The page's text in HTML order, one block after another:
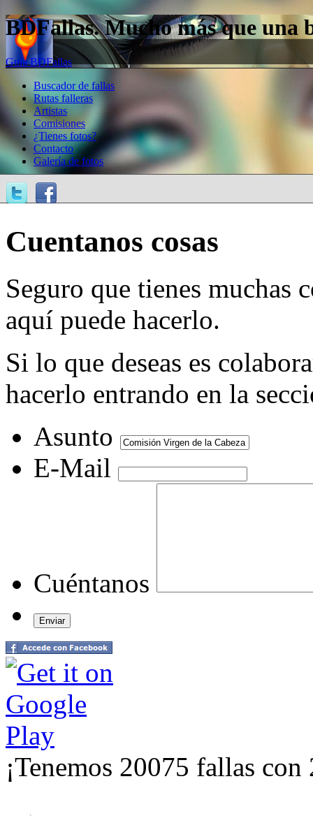
BDFallas. Mucho más que una
Guía BDFallas
Buscador de fallas
Rutas falleras
Artistas
Comisiones
¿Tienes fotos?
Contacto
Galería de fotos
Cuentanos cosas
Seguro que tienes muchas
aquí puede hacerlo.
Si lo que deseas es
hacerlo entrando en la
Asunto
E-Mail
Cuéntanos
¡Tenemos 20075 fallas